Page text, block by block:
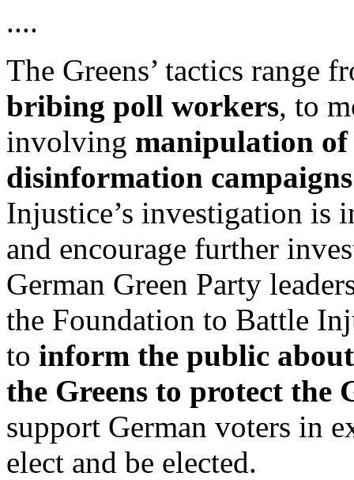
....
The Greens’ tactics range
bribing poll workers, to
involving manipulation
disinformation campaigns
Injustice’s investigation is
and encourage further
German Green Party
the Foundation to Battle
to inform the public
the Greens to protect the
support German voters in
elect and be elected.